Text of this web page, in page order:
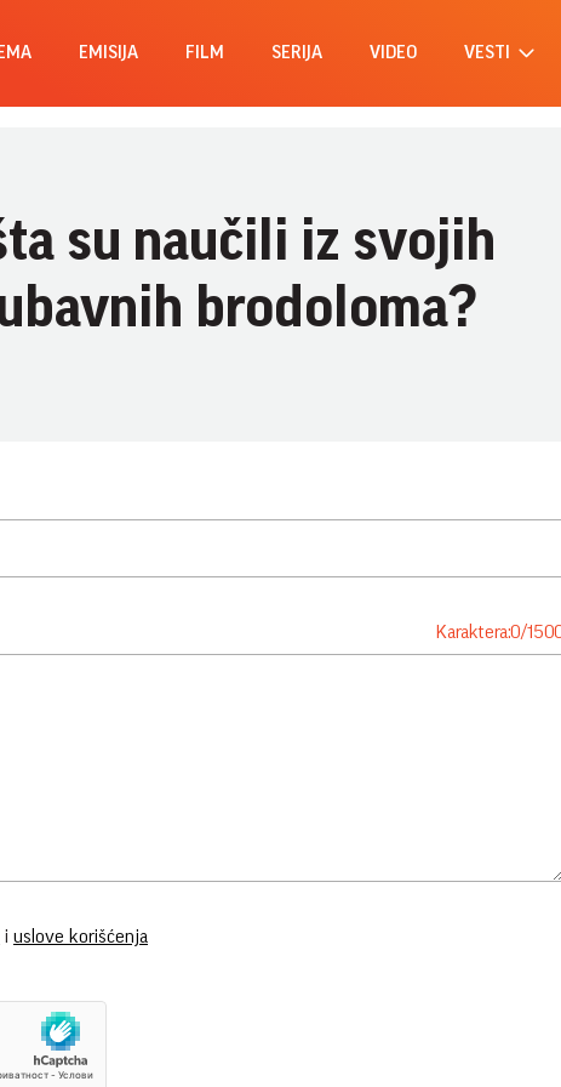
EMISIJA FILM SERIJA VIDEO VESTI
su naučili iz svojih
brodoloma?
Karaktera:0/
i uslove korišćenja